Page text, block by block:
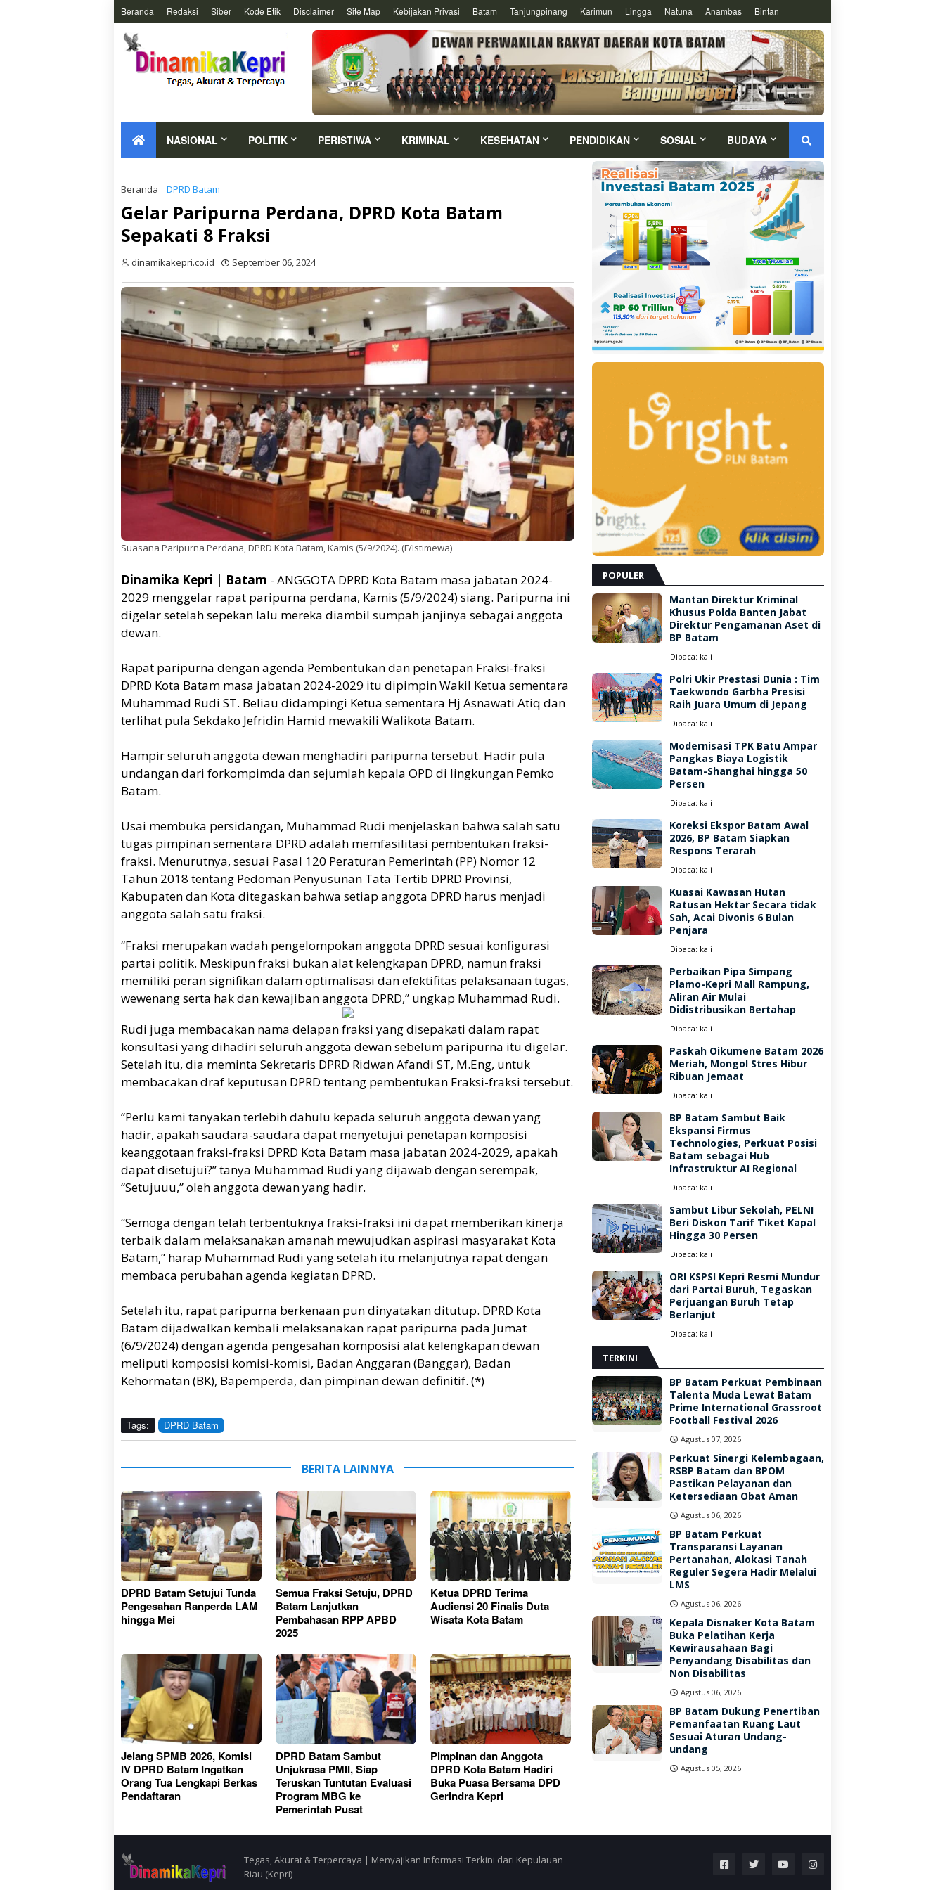
Beranda Redaksi Siber Kode Etik Disclaimer Site Map Kebijakan Privasi Batam Tanjungpinang Karimun Lingga Natuna Anambas Bintan
NASIONAL POLITIK PERISTIWA KRIMINAL KESEHATAN PENDIDIKAN SOSIAL BUDAYA
Beranda DPRD Batam
Gelar Paripurna Perdana, DPRD Kota Batam
Sepakati 8 Fraksi
dinamikakepri.co.id September 06, 2024
Suasana Paripurna Perdana, DPRD Kota Batam, Kamis (5/9/2024). (F/Istimewa)
Dinamika Kepri | Batam - ANGGOTA DPRD Kota Batam masa jabatan 2024-
2029 menggelar rapat paripurna perdana, Kamis (5/9/2024) siang. Paripurna ini
digelar setelah sepekan lalu mereka diambil sumpah janjinya sebagai anggota
dewan.
Rapat paripurna dengan agenda Pembentukan dan penetapan Fraksi-fraksi
DPRD Kota Batam masa jabatan 2024-2029 itu dipimpin Wakil Ketua sementara
Muhammad Rudi ST. Beliau didampingi Ketua sementara Hj Asnawati Atiq dan
terlihat pula Sekdako Jefridin Hamid mewakili Walikota Batam.
Hampir seluruh anggota dewan menghadiri paripurna tersebut. Hadir pula
undangan dari forkompimda dan sejumlah kepala OPD di lingkungan Pemko
Batam.
Usai membuka persidangan, Muhammad Rudi menjelaskan bahwa salah satu
tugas pimpinan sementara DPRD adalah memfasilitasi pembentukan fraksi-
fraksi. Menurutnya, sesuai Pasal 120 Peraturan Pemerintah (PP) Nomor 12
Tahun 2018 tentang Pedoman Penyusunan Tata Tertib DPRD Provinsi,
Kabupaten dan Kota ditegaskan bahwa setiap anggota DPRD harus menjadi
anggota salah satu fraksi.
“Fraksi merupakan wadah pengelompokan anggota DPRD sesuai konfigurasi
partai politik. Meskipun fraksi bukan alat kelengkapan DPRD, namun fraksi
memiliki peran signifikan dalam optimalisasi dan efektifitas pelaksanaan tugas,
wewenang serta hak dan kewajiban anggota DPRD,” ungkap Muhammad Rudi.
Rudi juga membacakan nama delapan fraksi yang disepakati dalam rapat
konsultasi yang dihadiri seluruh anggota dewan sebelum paripurna itu digelar.
Setelah itu, dia meminta Sekretaris DPRD Ridwan Afandi ST, M.Eng, untuk
membacakan draf keputusan DPRD tentang pembentukan Fraksi-fraksi tersebut.
“Perlu kami tanyakan terlebih dahulu kepada seluruh anggota dewan yang
hadir, apakah saudara-saudara dapat menyetujui penetapan komposisi
keanggotaan fraksi-fraksi DPRD Kota Batam masa jabatan 2024-2029, apakah
dapat disetujui?” tanya Muhammad Rudi yang dijawab dengan serempak,
“Setujuuu,” oleh anggota dewan yang hadir.
“Semoga dengan telah terbentuknya fraksi-fraksi ini dapat memberikan kinerja
terbaik dalam melaksanakan amanah mewujudkan aspirasi masyarakat Kota
Batam,” harap Muhammad Rudi yang setelah itu melanjutnya rapat dengan
membaca perubahan agenda kegiatan DPRD.
Setelah itu, rapat paripurna berkenaan pun dinyatakan ditutup. DPRD Kota
Batam dijadwalkan kembali melaksanakan rapat paripurna pada Jumat
(6/9/2024) dengan agenda pengesahan komposisi alat kelengkapan dewan
meliputi komposisi komisi-komisi, Badan Anggaran (Banggar), Badan
Kehormatan (BK), Bapemperda, dan pimpinan dewan definitif. (*)
Tags: DPRD Batam
BERITA LAINNYA
DPRD Batam Setujui Tunda
Pengesahan Ranperda LAM
hingga Mei
Semua Fraksi Setuju, DPRD
Batam Lanjutkan
Pembahasan RPP APBD
2025
Ketua DPRD Terima
Audiensi 20 Finalis Duta
Wisata Kota Batam
Jelang SPMB 2026, Komisi
IV DPRD Batam Ingatkan
Orang Tua Lengkapi Berkas
Pendaftaran
DPRD Batam Sambut
Unjukrasa PMII, Siap
Teruskan Tuntutan Evaluasi
Program MBG ke
Pemerintah Pusat
Pimpinan dan Anggota
DPRD Kota Batam Hadiri
Buka Puasa Bersama DPD
Gerindra Kepri
POPULER
Mantan Direktur Kriminal
Khusus Polda Banten Jabat
Direktur Pengamanan Aset di
BP Batam
Dibaca: kali
Polri Ukir Prestasi Dunia : Tim
Taekwondo Garbha Presisi
Raih Juara Umum di Jepang
Dibaca: kali
Modernisasi TPK Batu Ampar
Pangkas Biaya Logistik
Batam-Shanghai hingga 50
Persen
Dibaca: kali
Koreksi Ekspor Batam Awal
2026, BP Batam Siapkan
Respons Terarah
Dibaca: kali
Kuasai Kawasan Hutan
Ratusan Hektar Secara tidak
Sah, Acai Divonis 6 Bulan
Penjara
Dibaca: kali
Perbaikan Pipa Simpang
Plamo-Kepri Mall Rampung,
Aliran Air Mulai
Didistribusikan Bertahap
Dibaca: kali
Paskah Oikumene Batam 2026
Meriah, Mongol Stres Hibur
Ribuan Jemaat
Dibaca: kali
BP Batam Sambut Baik
Ekspansi Firmus
Technologies, Perkuat Posisi
Batam sebagai Hub
Infrastruktur AI Regional
Dibaca: kali
Sambut Libur Sekolah, PELNI
Beri Diskon Tarif Tiket Kapal
Hingga 30 Persen
Dibaca: kali
ORI KSPSI Kepri Resmi Mundur
dari Partai Buruh, Tegaskan
Perjuangan Buruh Tetap
Berlanjut
Dibaca: kali
TERKINI
BP Batam Perkuat Pembinaan
Talenta Muda Lewat Batam
Prime International Grassroot
Football Festival 2026
Agustus 07, 2026
Perkuat Sinergi Kelembagaan,
RSBP Batam dan BPOM
Pastikan Pelayanan dan
Ketersediaan Obat Aman
Agustus 06, 2026
BP Batam Perkuat
Transparansi Layanan
Pertanahan, Alokasi Tanah
Reguler Segera Hadir Melalui
LMS
Agustus 06, 2026
Kepala Disnaker Kota Batam
Buka Pelatihan Kerja
Kewirausahaan Bagi
Penyandang Disabilitas dan
Non Disabilitas
Agustus 06, 2026
BP Batam Dukung Penertiban
Pemanfaatan Ruang Laut
Sesuai Aturan Undang-
undang
Agustus 05, 2026
Tegas, Akurat & Terpercaya | Menyajikan Informasi Terkini dari Kepulauan
Riau (Kepri)